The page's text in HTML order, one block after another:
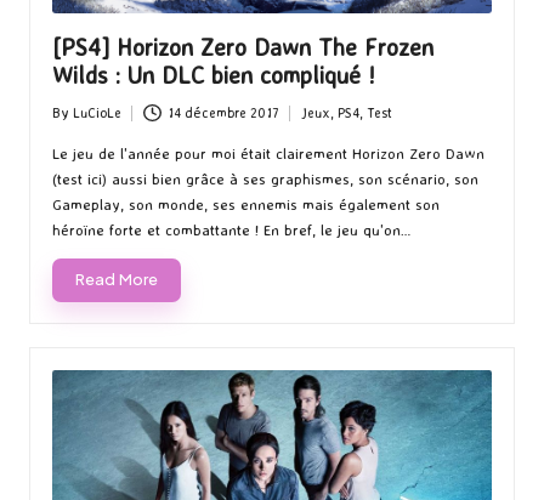
[PS4] Horizon Zero Dawn The Frozen
Wilds : Un DLC bien compliqué !
Posted
by
By LuCioLe 14 décembre 2017
Posted
in
Jeux, PS4, Test
Le jeu de l'année pour moi était clairement Horizon Zero Dawn
(test ici) aussi bien grâce à ses graphismes, son scénario, son
Gameplay, son monde, ses ennemis mais également son
héroïne forte et combattante ! En bref, le jeu qu'on…
Read More